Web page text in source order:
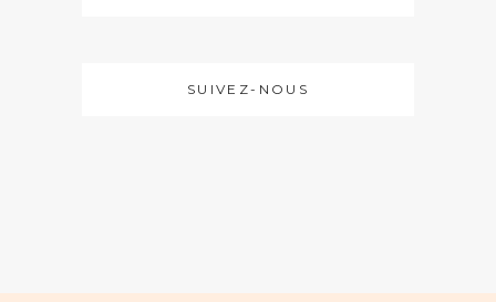
SUIVEZ-NOUS